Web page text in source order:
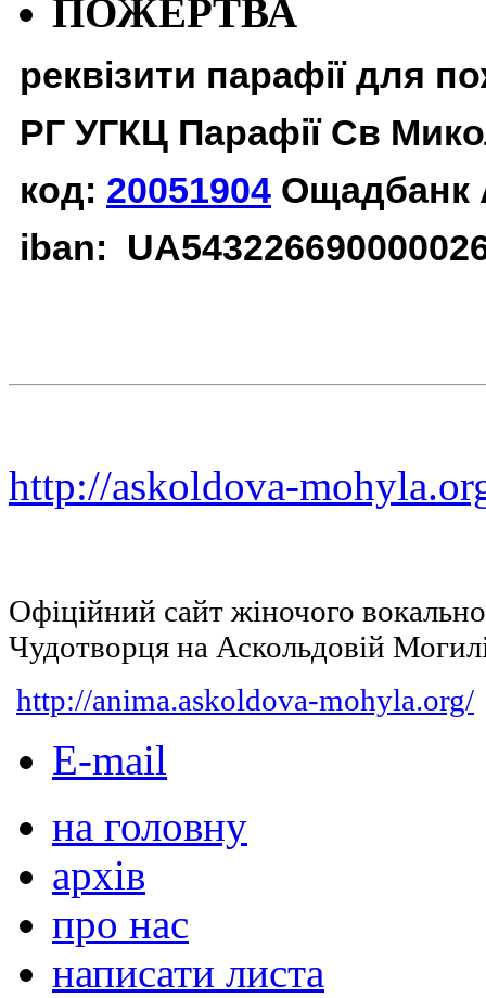
ПОЖЕРТВА
реквізити парафії для
РГ УГКЦ Парафії Св
код: 20051904 Ощадбанк
iban:
http://askoldova-
Офіційний сайт жіночого
Чудотворця на Аскольдовій
http://anima.askoldova-mohyla.org/
E-mail
на головну
архів
про нас
написати листа